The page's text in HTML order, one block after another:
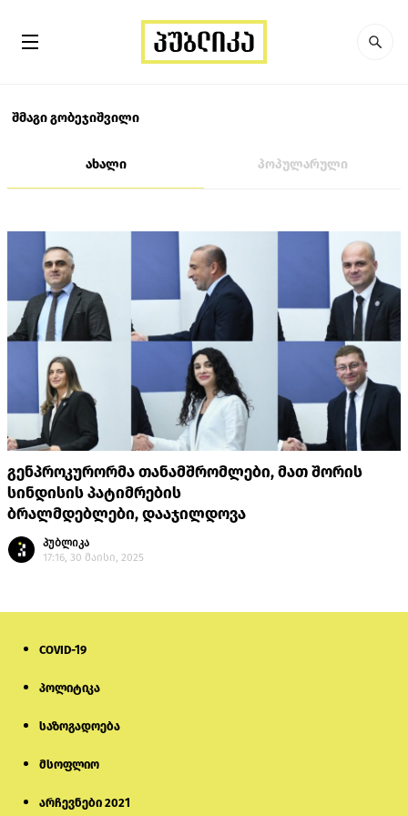
შმაგი გობეჯიშვილი
ახალი პოპულარული
გენპროკურორმა თანამშრომლები, მათ შორის
სინდისის პატიმრების
ბრალმდებლები, დააჯილდოვა
პუბლიკა
17:16, 30 მაისი, 2025
COVID-19
პოლიტიკა
საზოგადოება
მსოფლიო
არჩევნები 2021